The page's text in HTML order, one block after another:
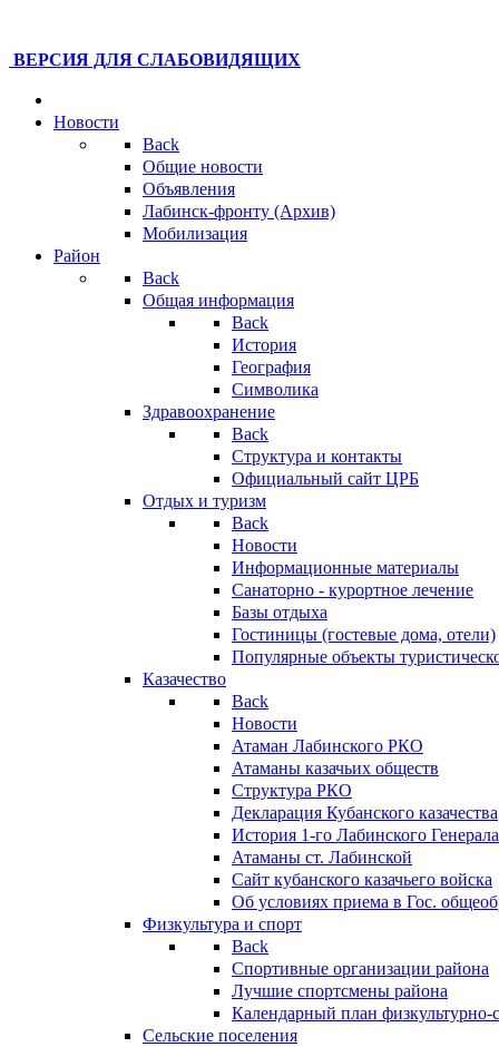
ВЕРСИЯ ДЛЯ СЛАБОВИДЯЩИХ
Новости
Back
Общие новости
Объявления
Лабинск-фронту (Архив)
Мобилизация
Район
Back
Общая информация
Back
История
География
Символика
Здравоохранение
Back
Структура и контакты
Официальный сайт ЦРБ
Отдых и туризм
Back
Новости
Информационные материалы
Санаторно - курортное лечение
Базы отдыха
Гостиницы (гостевые дома, отели)
Популярные объекты
Казачество
Back
Новости
Атаман Лабинского РКО
Атаманы казачьих обществ
Структура РКО
Декларация Кубанского казачества
История 1-го Лабинского
Атаманы ст. Лабинской
Cайт кубанского казачьего войска
Об условиях приема в Гос.
Физкультура и спорт
Back
Спортивные организации района
Лучшие спортсмены района
Календарный план
Сельские поселения